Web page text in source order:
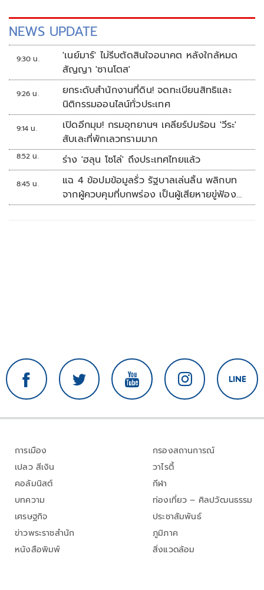
NEWS UPDATE
9:30 น.
'เนย์มาร์' ไม่รีบตัดสินใจอนาคต หลังใกล้หมด
สัญญา 'ซานโตส'
9:26 น.
ยกระดับสำนักงานที่ดิน! จดทะเบียนสิทธิและ
นิติกรรมออนไลน์ทั่วประเทศ
9:14 น.
เปิดอีกมุม! กรมอุทยานฯ เคลียร์ปมร้อน 'วีระ'
สับเละที่พักเลวทรามมาก
8:52 น. ร่าง 'ฮลุน โซโล่' ถึงประเทศไทยแล้ว
8:45 น.
แฉ 4 ข้อปมข้อมูลรั่ว รัฐบาลเล่นลิ้น พลิกบท
จากผู้ควบคุมที่บกพร่อง เป็นผู้เสียหายขู่ฟ้อง
คนเอาความจริงมาพูด
การเมือง
เปลว สีเงิน
คอลัมนิสต์
บทความ
เศรษฐกิจ
ข่าวพระราชสำนัก
หนังสือพิมพ์
กรองสถานการณ์
วาไรตี้
กีฬา
ท่องเที่ยว – ศิลปวัฒนธรรม
ประชาสัมพันธ์
ภูมิภาค
สิ่งแวดล้อม